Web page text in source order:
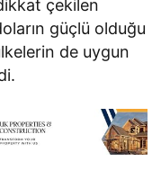
çekilen
güçlü olduğu
de uygun